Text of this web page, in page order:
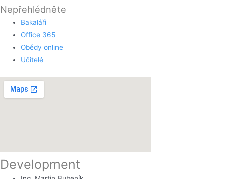
Nepřehlédněte
Bakaláři
Office 365
Obědy online
Učitelé
Development